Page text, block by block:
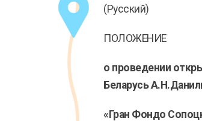
(Русский)
ПОЛОЖЕНИЕ
о проведении
Беларусь
«Гран Фондо